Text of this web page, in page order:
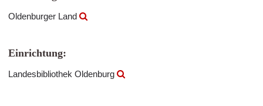
Oldenburger Land
Einrichtung:
Landesbibliothek Oldenburg